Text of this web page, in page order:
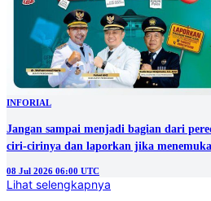
INFORIAL
Jangan sampai menjadi bagian dari
ciri-cirinya dan laporkan jika
08 Jul 2026 06:00 UTC
Lihat selengkapnya